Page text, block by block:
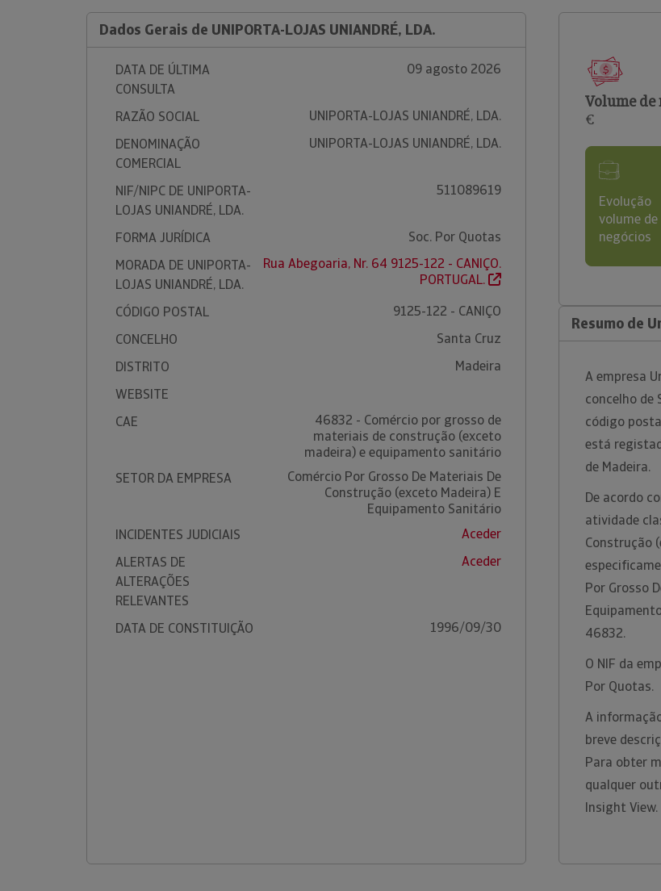
Dados Gerais de UNIPORTA-LOJAS UNIANDRÉ, LDA.
DATA DE ÚLTIMA
CONSULTA
09 agosto 2026
RAZÃO SOCIAL
UNIPORTA-LOJAS UNIANDRÉ, LDA.
DENOMINAÇÃO
COMERCIAL
UNIPORTA-LOJAS UNIANDRÉ, LDA.
NIF/NIPC DE UNIPORTA-
LOJAS UNIANDRÉ, LDA.
511089619
FORMA JURÍDICA
Soc. Por Quotas
MORADA DE UNIPORTA-
LOJAS UNIANDRÉ, LDA.
Rua Abegoaria, Nr. 64 9125-122 - CANIÇO.
PORTUGAL.
CÓDIGO POSTAL
9125-122 - CANIÇO
CONCELHO
Santa Cruz
DISTRITO
Madeira
WEBSITE
CAE
46832 - Comércio por grosso de
materiais de construção (exceto
madeira) e equipamento sanitário
SETOR DA EMPRESA
Comércio Por Grosso De Materiais De
Construção (exceto Madeira) E
Equipamento Sanitário
INCIDENTES JUDICIAIS
Aceder
ALERTAS DE
ALTERAÇÕES
RELEVANTES
Aceder
DATA DE CONSTITUIÇÃO 1996/09/30
Volume de
€
Evolução
volume de
negócios
Resumo de
A empresa
concelho de
código
está
de Madeira.
De acordo
atividade
Construção
Por Grosso
46832.
O NIF da
Por Quotas.
A
breve
Para obter
qualquer
Insight View.